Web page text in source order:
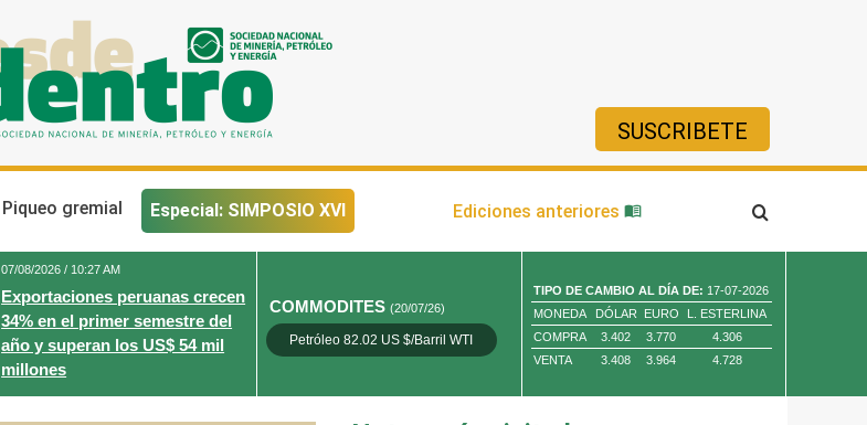
SUSCRIBETE
Piqueo gremial Especial: SIMPOSIO XVI Ediciones anteriores
07/08/2026 / 10:27 AM
Exportaciones peruanas crecen
34% en el primer semestre del
año y superan los US$ 54 mil
millones
COMMODITES(20/07/26)
Petróleo 82.02 US $/Barril WTI Oro 4,010.80 US $/ Oz. Tr.
TIPO DE CAMBIO AL DÍA DE: 17-07-2026
MONEDA
DÓLAR EURO
L. ESTERLINA
COMPRA
3.402 3.770
4.306
VENTA
3.408 3.964 4.728